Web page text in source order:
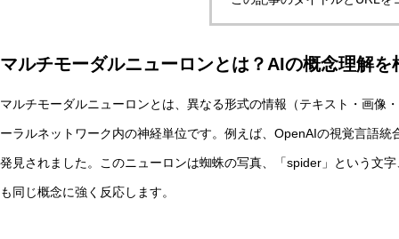
AI研究
マルチモーダルニューロンとは？AIの概念理解
マルチモーダルニューロンとは、異なる形式の情報（テキスト・画像
ーラルネットワーク内の神経単位です。例えば、OpenAIの視覚言語
発見されました。このニューロンは蜘蛛の写真、「spider」という文
も同じ概念に強く反応します。